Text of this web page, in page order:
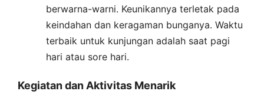
berwarna-warni. Keunikannya terletak pada
keindahan dan keragaman bunganya. Waktu
terbaik untuk kunjungan adalah saat pagi
hari atau sore hari.
Kegiatan dan Aktivitas Menarik